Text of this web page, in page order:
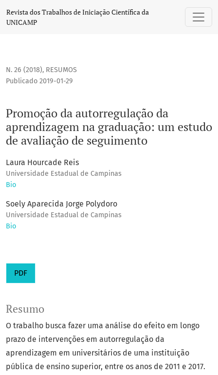
Promoção da autorregulação da aprendizagem na
Revista dos Trabalhos de Iniciação Científica da
UNICAMP
N. 26 (2018), RESUMOS
Promoção da autorregulação da
aprendizagem na graduação: um estudo
de avaliação de seguimento
Publicado 2019-01-29
Laura Hourcade Reis
Universidade Estadual de Campinas
Bio
Soely Aparecida Jorge Polydoro
Universidade Estadual de Campinas
Bio
PDF
Resumo
O trabalho busca fazer uma análise do efeito em longo
prazo de intervenções em autorregulação da
aprendizagem em universitários de uma instituição
pública de ensino superior, entre os anos de 2011 e 2017.